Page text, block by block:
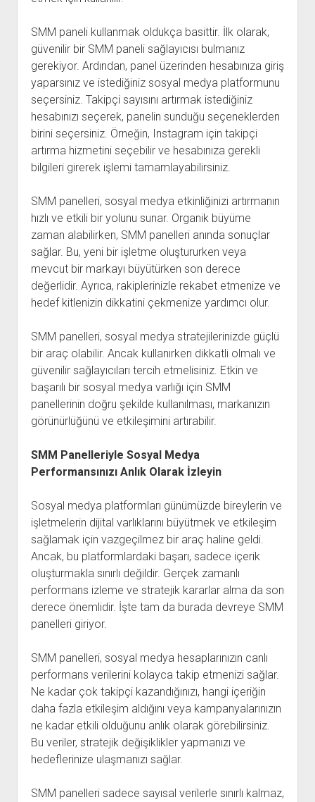
SMM paneli kullanmak oldukça basittir. İlk olarak,
güvenilir bir SMM paneli sağlayıcısı bulmanız
gerekiyor. Ardından, panel üzerinden hesabınıza giriş
yaparsınız ve istediğiniz sosyal medya platformunu
seçersiniz. Takipçi sayısını artırmak istediğiniz
hesabınızı seçerek, panelin sunduğu seçeneklerden
birini seçersiniz. Örneğin, Instagram için takipçi
artırma hizmetini seçebilir ve hesabınıza gerekli
bilgileri girerek işlemi tamamlayabilirsiniz.
SMM panelleri, sosyal medya etkinliğinizi artırmanın
hızlı ve etkili bir yolunu sunar. Organik büyüme
zaman alabilirken, SMM panelleri anında sonuçlar
sağlar. Bu, yeni bir işletme oluştururken veya
mevcut bir markayı büyütürken son derece
değerlidir. Ayrıca, rakiplerinizle rekabet etmenize ve
hedef kitlenizin dikkatini çekmenize yardımcı olur.
SMM panelleri, sosyal medya stratejilerinizde güçlü
bir araç olabilir. Ancak kullanırken dikkatli olmalı ve
güvenilir sağlayıcıları tercih etmelisiniz. Etkin ve
başarılı bir sosyal medya varlığı için SMM
panellerinin doğru şekilde kullanılması, markanızın
görünürlüğünü ve etkileşimini artırabilir.
SMM Panelleriyle Sosyal Medya
Performansınızı Anlık Olarak İzleyin
Sosyal medya platformları günümüzde bireylerin ve
işletmelerin dijital varlıklarını büyütmek ve etkileşim
sağlamak için vazgeçilmez bir araç haline geldi.
Ancak, bu platformlardaki başarı, sadece içerik
oluşturmakla sınırlı değildir. Gerçek zamanlı
performans izleme ve stratejik kararlar alma da son
derece önemlidir. İşte tam da burada devreye SMM
panelleri giriyor.
SMM panelleri, sosyal medya hesaplarınızın canlı
performans verilerini kolayca takip etmenizi sağlar.
Ne kadar çok takipçi kazandığınızı, hangi içeriğin
daha fazla etkileşim aldığını veya kampanyalarınızın
ne kadar etkili olduğunu anlık olarak görebilirsiniz.
Bu veriler, stratejik değişiklikler yapmanızı ve
hedeflerinize ulaşmanızı sağlar.
SMM panelleri sadece sayısal verilerle sınırlı kalmaz,